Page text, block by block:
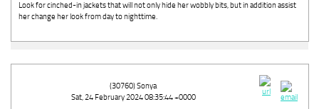
Look for cinched-in jackets that will not only hide her wobbly bits, but in addition assist
her change her look from day to nighttime.
(30760) Sonya
Sat, 24 February 2024 08:35:44 +0000